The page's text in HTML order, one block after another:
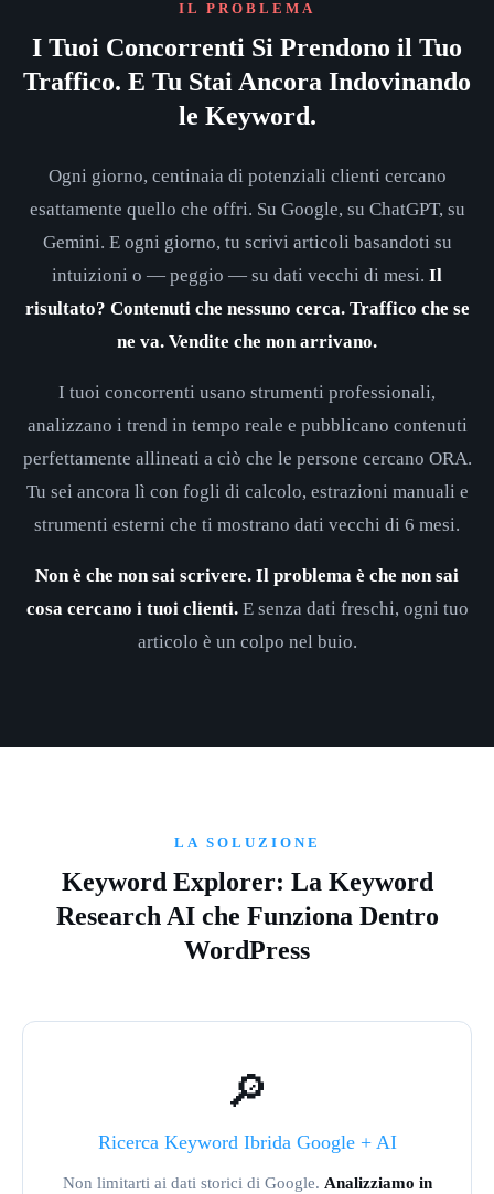
IL PROBLEMA
I Tuoi Concorrenti Si Prendono il Tuo
Traffico. E Tu Stai Ancora Indovinando
le Keyword.
Ogni giorno, centinaia di potenziali clienti cercano
esattamente quello che offri. Su Google, su ChatGPT, su
Gemini. E ogni giorno, tu scrivi articoli basandoti su
intuizioni o — peggio — su dati vecchi di mesi. Il
risultato? Contenuti che nessuno cerca. Traffico che se
ne va. Vendite che non arrivano.
I tuoi concorrenti usano strumenti professionali,
analizzano i trend in tempo reale e pubblicano contenuti
perfettamente allineati a ciò che le persone cercano ORA.
Tu sei ancora lì con fogli di calcolo, estrazioni manuali e
strumenti esterni che ti mostrano dati vecchi di 6 mesi.
Non è che non sai scrivere. Il problema è che non sai
cosa cercano i tuoi clienti.E senza dati freschi, ogni tuo
articolo è un colpo nel buio.
LA SOLUZIONE
Keyword Explorer: La Keyword
Research AI che Funziona Dentro
WordPress
🔎
Ricerca Keyword Ibrida Google + AI
Non limitarti ai dati storici di Google. Analizziamo in